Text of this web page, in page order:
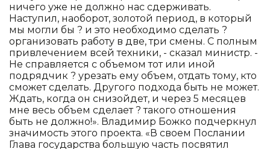
ничего уже не должно нас сдерживать.
Наступил, наоборот, золотой период, в который
мы могли бы ? и это необходимо сделать ?
организовать работу в две, три смены. С полным
привлечением всей техники, - сказал министр. -
Не справляется с объемом тот или иной
подрядчик ? урезать ему объем, отдать тому, кто
сможет сделать. Другого подхода быть не может.
Ждать, когда он снизойдет, и через 5 месяцев
мне весь объем сделает ? такого отношения
быть не должно!». Владимир Божко подчеркнул
значимость этого проекта. «В своем Послании
Глава государства большую часть посвятил